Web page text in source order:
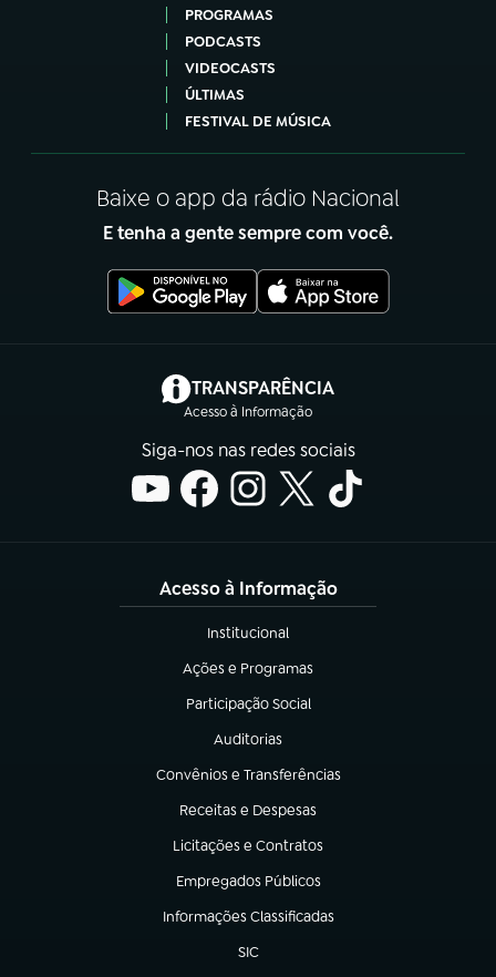
PROGRAMAS
PODCASTS
VIDEOCASTS
ÚLTIMAS
FESTIVAL DE MÚSICA
Baixe o app da rádio Nacional
E tenha a gente sempre com você.
TRANSPARÊNCIA
Acesso à Informação
(abre em nova aba)
Siga-nos nas redes sociais
Acesso à Informação
Institucional
(abre em nova aba)
Ações e Programas
(abre em nova aba)
Participação Social
(abre em nova aba)
Auditorias
(abre em nova aba)
Convênios e Transferências
(abre em nova aba)
Receitas e Despesas
(abre em nova aba)
Licitações e Contratos
(abre em nova aba)
Empregados Públicos
(abre em nova aba)
Informações Classificadas
(abre em nova aba)
SIC
(abre em nova aba)